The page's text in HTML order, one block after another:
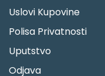
Uslovi Kupovine
Polisa Privatnosti
Uputstvo
Odjava